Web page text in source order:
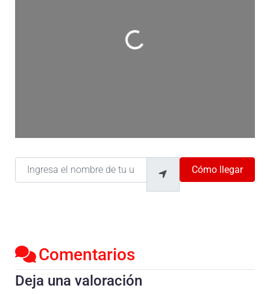
Cargando…
Ingresa el nombre de tu ubicación
Cómo llegar
Comentarios
Deja una valoración